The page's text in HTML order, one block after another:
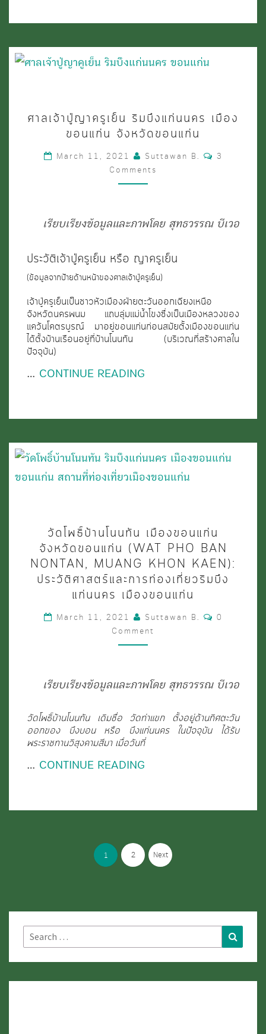
KHON
เจ้า
ครู
ริม
แก่น
นคร
เมือง
ขอนแก่น
จังหวัด
ศาลเจ้าปู่ญาครูเย็น ริมบึงแก่นนคร เมือง
ขอนแก่น จังหวัดขอนแก่น
March 11, 2021 Suttawan B. Comments
3
Comments
เรียบเรียงข้อมูลและภาพโดย สุทธวรรณ บีเวอ
ประวัติเจ้าปู่ครูเย็น หรือ ญาครูเย็น
(ข้อมูลจากป้ายด้านหน้าของศาลเจ้าปู่ครูเย็น)
เจ้าปู่ครูเย็นเป็นชาวหัวเมืองฝ่ายตะวันออกเฉียงเหนือ
จังหวัดนครพนม แถบลุ่มแม่น้ำโขงซึ่งเป็นเมืองหลวงของ
แคว้นโคตรบูรณ์ มาอยู่ขอนแก่นก่อนสมัยตั้งเมืองขอนแก่น
ได้ตั้งบ้านเรือนอยู่ที่บ้านโนนทัน (บริเวณที่สร้างศาลใน
ปัจจุบัน)
… CONTINUE READING
โพธิ์
บ้าน
โนน
ทัน
เมือง
ขอนแก่น
PHO
BAN
NONTAN,
MUANG
KAEN):
และ
การ
แก่น
นคร
วัดโพธิ์บ้านโนนทัน เมืองขอนแก่น
จังหวัดขอนแก่น (WAT PHO BAN
NONTAN, MUANG KHON KAEN):
ประวัติศาสตร์และการท่องเที่ยวริมบึง
แก่นนคร เมืองขอนแก่น
March 11, 2021 Suttawan B. Comments
0
Comment
เรียบเรียงข้อมูลและภาพโดย สุทธวรรณ บีเวอ
วัดโพธิ์บ้านโนนทัน เดิมชื่อ วัดท่าแขก ตั้งอยู่ด้านทิศตะวัน
ออกของ บึงบอน หรือ บึงแก่นนคร ในปัจจุบัน ได้รับ
พระราชทานวิสุงคามสีมา เมื่อวันที่
… CONTINUE READING
Posts
pagination
1 2 Next
Search
for: